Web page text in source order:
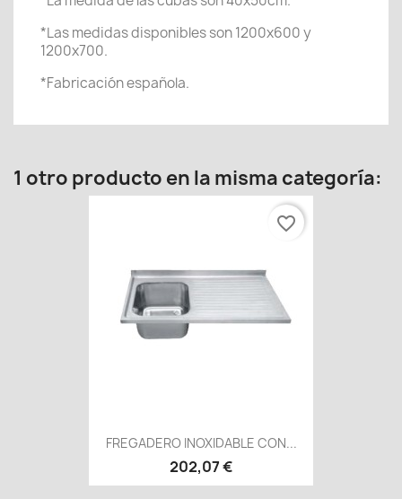
*Las medidas disponibles son 1200x600 y
1200x700.
*Fabricación española.
1 otro producto en la misma categoría:
FREGADERO INOXIDABLE CON...
202,07 €
favorite_border